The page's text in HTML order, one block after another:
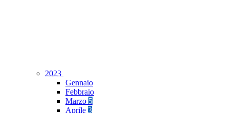
2023
Gennaio
Febbraio
Marzo 5
Aprile 3